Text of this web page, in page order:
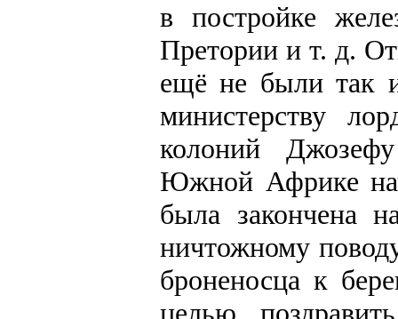
в постройке
Претории и т. д.
ещё не были так
министерству
колоний
Южной Африке
была закончена
ничтожному
броненосца к